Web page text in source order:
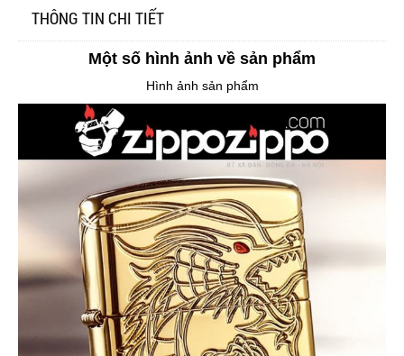
THÔNG TIN CHI TIẾT
Một số hình ảnh về sản phẩm
Hình ảnh sản phẩm